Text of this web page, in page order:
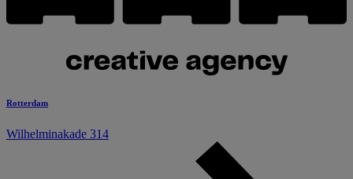
Rotterdam
Wilhelminakade 314